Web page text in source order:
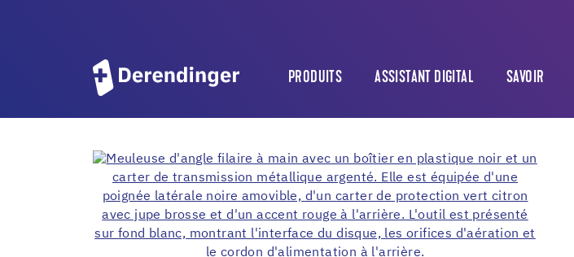
PRODUITS ASSISTANT DIGITAL SAVOIR